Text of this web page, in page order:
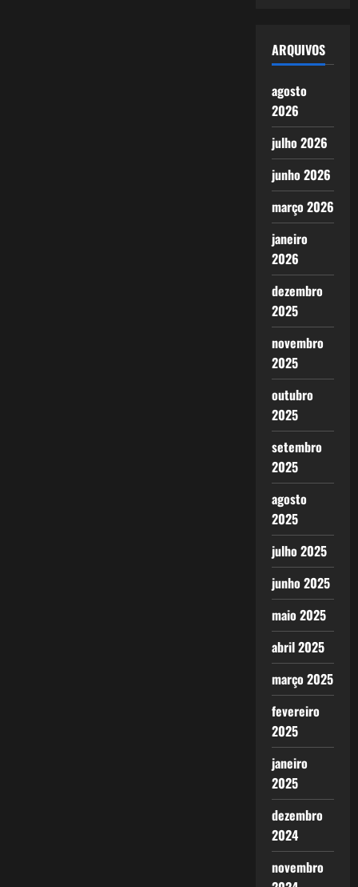
ARQUIVOS
agosto
2026
julho 2026
junho 2026
março 2026
janeiro
2026
dezembro
2025
novembro
2025
outubro
2025
setembro
2025
agosto
2025
julho 2025
junho 2025
maio 2025
abril 2025
março 2025
fevereiro
2025
janeiro
2025
dezembro
2024
novembro